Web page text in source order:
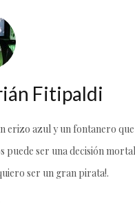
Fitipaldi
azul y un fontanero
ser una decisión
ser un gran pirata!.